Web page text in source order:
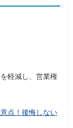
軽減し、営業権
点！後悔しない